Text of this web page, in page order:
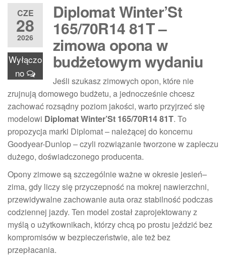
CZE
28
2026
Wyłączo
no
Diplomat Winter’St
165/70R14 81T –
zimowa opona w
budżetowym wydaniu
Jeśli szukasz zimowych opon, które nie
zrujnują domowego budżetu, a jednocześnie chcesz
zachować rozsądny poziom jakości, warto przyjrzeć się
modelowi Diplomat Winter’St 165/70R14 81T. To
propozycja marki Diplomat – należącej do koncernu
Goodyear-Dunlop – czyli rozwiązanie tworzone w zapleczu
dużego, doświadczonego producenta.
Opony zimowe są szczególnie ważne w okresie jesień–
zima, gdy liczy się przyczepność na mokrej nawierzchni,
przewidywalne zachowanie auta oraz stabilność podczas
codziennej jazdy. Ten model został zaprojektowany z
myślą o użytkownikach, którzy chcą po prostu jeździć bez
kompromisów w bezpieczeństwie, ale też bez
przepłacania.